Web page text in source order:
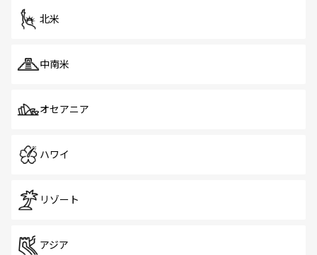
北米
中南米
オセアニア
ハワイ
リゾート
アジア